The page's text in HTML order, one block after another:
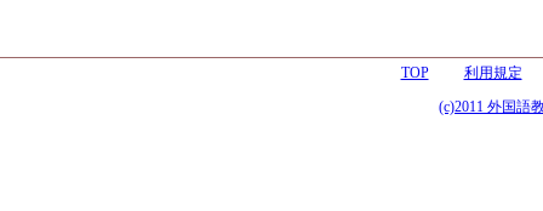
TOP
利用規定
(c)2011 外国語